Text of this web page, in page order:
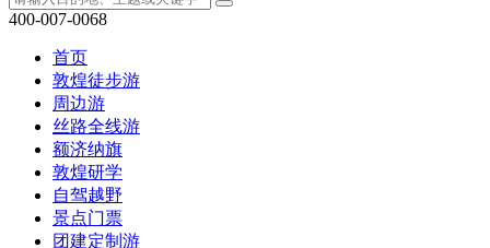
团建定制游
旅游攻略
租车服务
各国签证导航
亚洲